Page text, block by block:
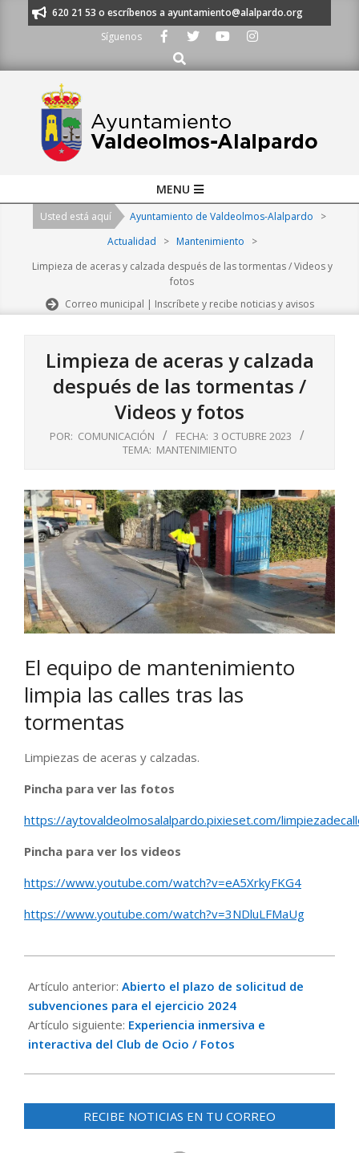
al 91 620 21 53 o escríbenos a ayuntamiento@alalpardo.org
Síguenos
Buscar
Navigation
MENU
Usted está aquí Ayuntamiento de Valdeolmos-Alalpardo
>
Actualidad
> Mantenimiento
>
Limpieza de aceras y calzada después de las tormentas / Videos y
fotos
Correo municipal | Inscríbete y recibe noticias y avisos
Limpieza de aceras y calzada
después de las tormentas /
Videos y fotos
POR: COMUNICACIÓN FECHA: 3 OCTUBRE 2023
TEMA: MANTENIMIENTO
El equipo de mantenimiento
limpia las calles tras las
tormentas
Limpiezas de aceras y calzadas.
Pincha para ver las fotos
https://aytovaldeolmosalalpardo.pixieset.com/
Pincha para ver los videos
https://www.youtube.com/watch?v=eA5XrkyFKG4
https://www.youtube.com/watch?v=3NDluLFMaUg
10-
03
Artículo anterior: Abierto el plazo de solicitud de
subvenciones para el ejercicio 2024
Artículo siguiente: Experiencia inmersiva e
interactiva del Club de Ocio / Fotos
RECIBE NOTICIAS EN TU CORREO